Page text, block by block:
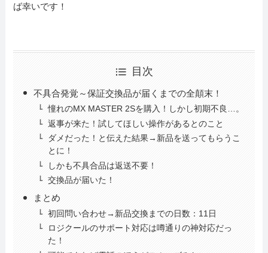
ば幸いです！
目次
不具合発覚～保証交換品が届くまでの全顛末！
憧れのMX MASTER 2Sを購入！しかし初期不良…。
返事が来た！試してほしい操作があるとのこと
ダメだった！と伝えた結果→新品を送ってもらうこ
とに！
しかも不具合品は返送不要！
交換品が届いた！
まとめ
初回問い合わせ→新品交換までの日数：11日
ロジクールのサポート対応は噂通りの神対応だっ
た！